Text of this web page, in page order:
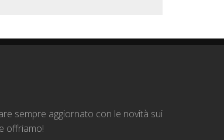
sempre aggiornato con le novità sui
offriamo!